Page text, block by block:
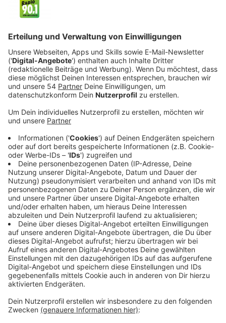
Veröffentlicht:
Anzeige
Doch Miu will diesem Umfeld endlich entfliehen und
Gerechtigkeit und Rache. Ihre Flucht treibt sie in die
Unterwelt Kopenhagens, in der Macht, Drogen und die
Unterwerfung von Frauen an der Tagesordnung sind.
Und auch übernatürliche Mächte scheinen die
Unterwelt zu regieren, in der Miu nun ihre eigenen
übernatürlichen Fähigkeiten brauchen wird. Vor allem,
weil sie in Kopenhagen auf ihre Erzfeindin Rakel (Lola
Winding Refn) trifft. Die beiden Frauen werden schnell
herausfinden, dass sie nicht die Einzigen sind, die in der
Unterwelt übernatürliche Kräfte entwickeln können.
Streaming-Dienst: Netflix
Anzeige
Wir benötigen Ihre
Zustimmung, um den YouTube
Video-Service zu laden!